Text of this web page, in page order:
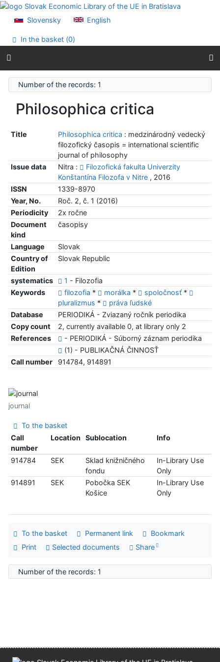
Go to content
Accessibility declaration
Slovensky English
In the basket (0)
Number of the records: 1
Philosophica critica
Title Philosophica critica : medzinárodný vedecký
filozofický časopis = international scientific
journal of philosophy
Issue data
Nitra :
Filozofická fakulta Univerzity
Konštantína Filozofa v Nitre, 2016
ISSN
1339-8970
Year, No.
Roč. 2, č. 1 (2016)
Periodicity
2x ročne
Document
kind
časopisy
Language
Slovak
Country of
Edition
Slovak Republic
systematics 1 - Filozofia
Keywords
filozofia * morálka * spoločnosť *
pluralizmus *
práva ľudské
Database
PERIODIKÁ - Zviazaný ročník periodika
Copy count
2, currently available 0, at library only 2
References
- PERIODIKÁ - Súborný záznam periodika
(1) - PUBLIKAČNÁ ČINNOSŤ
Call number
914784, 914891
journal
To the basket
Call
number
Location Sublocation Info
914784 SEK
Sklad knižničného
fondu
In-Library Use
Only
914891
SEK
Pobočka SEK
Košice
In-Library Use
Only
To the basket Permanent link
Bookmark
Print
Selected documents Share
Number of the records: 1